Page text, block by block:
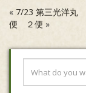
« 7/23 第三光洋
便 ２便 »